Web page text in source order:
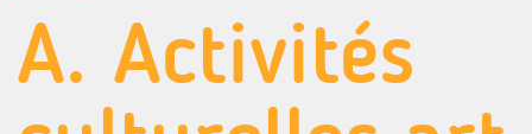
A. Activités